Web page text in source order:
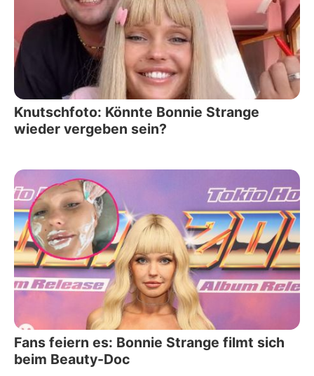
Knutschfoto: Könnte Bonnie Strange
wieder vergeben sein?
Fans feiern es: Bonnie Strange filmt sich
beim Beauty-Doc